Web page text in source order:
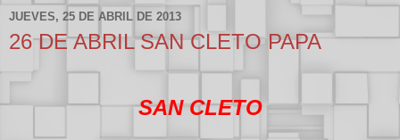
JUEVES, 25 DE ABRIL DE 2013
26 DE ABRIL SAN CLETO PAPA
SAN CLETO